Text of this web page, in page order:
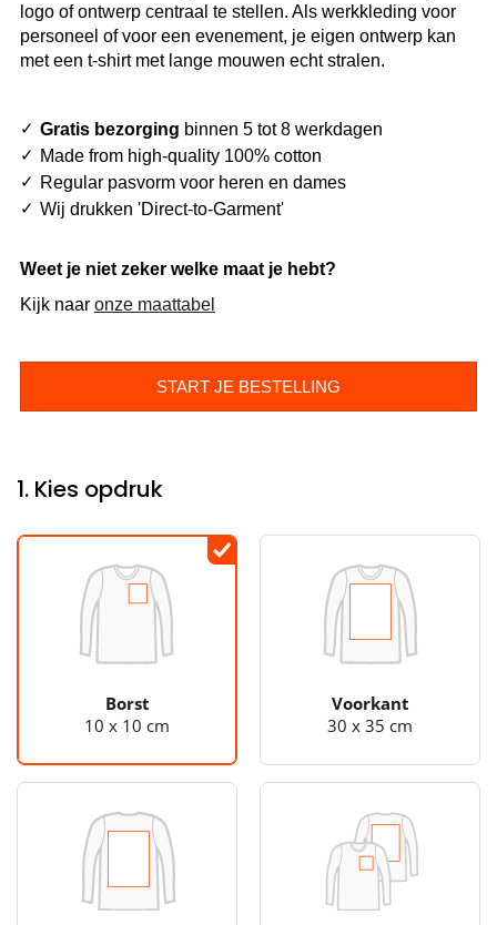
logo of ontwerp centraal te stellen. Als werkkleding voor
personeel of voor een evenement, je eigen ontwerp kan
met een t-shirt met lange mouwen echt stralen.
Gratis bezorging binnen 5 tot 8 werkdagen
Made from high-quality 100% cotton
Regular pasvorm voor heren en dames
Wij drukken 'Direct-to-Garment'
Weet je niet zeker welke maat je hebt?
Kijk naar onze maattabel
START JE BESTELLING
1. Kies opdruk
Borst
10 x 10 cm
Voorkant
30 x 35 cm